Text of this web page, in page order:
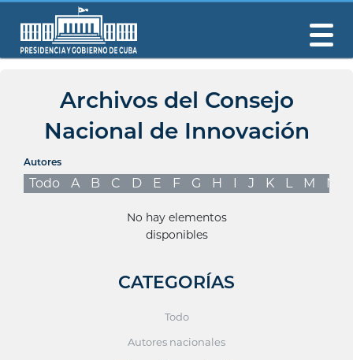
Archivos del Consejo
Nacional de Innovación
Autores
Todo A B C D E F G H I J K L M N
No hay elementos
disponibles
CATEGORÍAS
Todo
Autores nacionales